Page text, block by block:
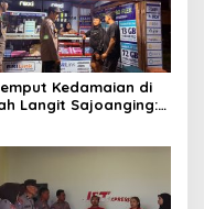
Kedamaian di
Langit Sajoanging: